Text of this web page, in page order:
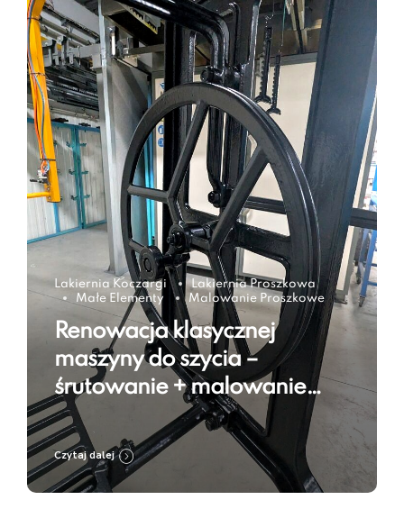
Lakiernia Koczargi
Lakiernia Proszkowa
Małe Elementy
Malowanie Proszkowe
Renowacja klasycznej
maszyny do szycia –
śrutowanie + malowanie
proszkowe w kolorze Jet
Black RAL 9005
Czytaj dalej